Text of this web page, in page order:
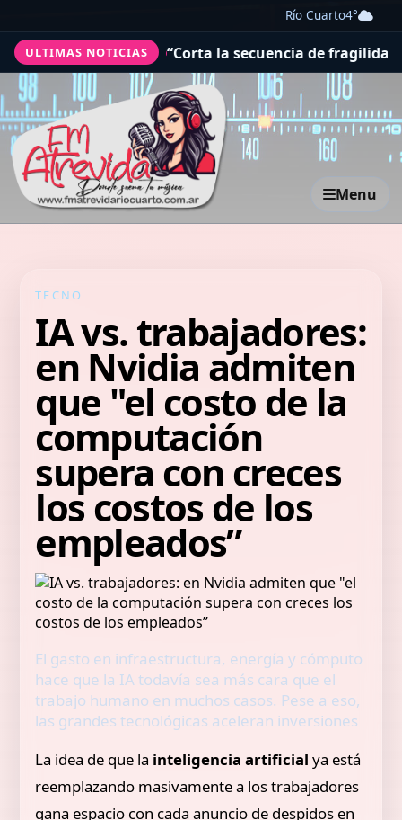
Río Cuarto4°
ULTIMAS NOTICIAS
que lo es “Corta la secuencia de fragilidad”: las
Menu
TECNO
IA vs. trabajadores:
en Nvidia admiten
que "el costo de la
computación
supera con creces
los costos de los
empleados”
El gasto en infraestructura, energía y cómputo
hace que la IA todavía sea más cara que el
trabajo humano en muchos casos. Pese a eso,
las grandes tecnológicas aceleran inversiones
La idea de que la inteligencia artificialya está
reemplazando masivamente a los trabajadores
gana espacio con cada anuncio de despidos en